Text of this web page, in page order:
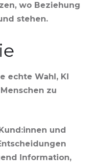
wo Beziehung
stehen.
echte Wahl, KI
zu
und
Information,